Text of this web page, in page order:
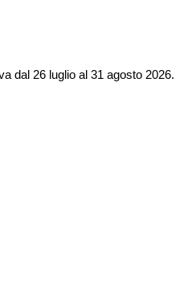
dal 26 luglio al 31 agosto 2026.